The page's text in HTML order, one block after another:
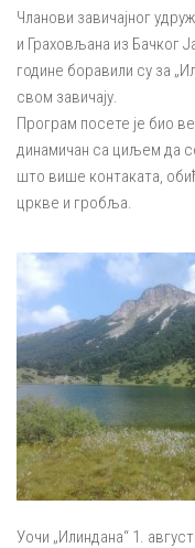
Чланови завичајног
и Граховљана из Бачког
године боравили су за
свом завичају.
Програм посете је био
динамичан са циљем да
што више контаката,
цркве и гробља.
Уочи „Илиндана“ 1.